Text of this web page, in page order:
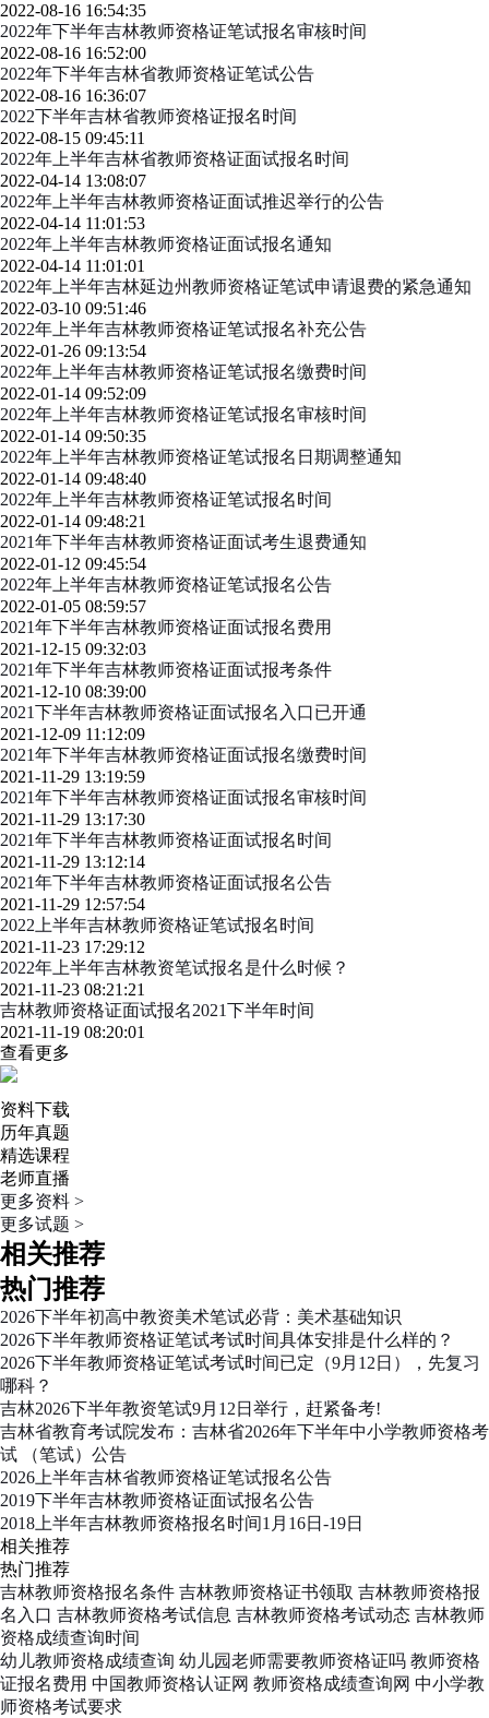
2022-08-16 16:54:35
2022年下半年吉林教师资格证笔试报名审核时间
2022-08-16 16:52:00
2022年下半年吉林省教师资格证笔试公告
2022-08-16 16:36:07
2022下半年吉林省教师资格证报名时间
2022-08-15 09:45:11
2022年上半年吉林省教师资格证面试报名时间
2022-04-14 13:08:07
2022年上半年吉林教师资格证面试推迟举行的公告
2022-04-14 11:01:53
2022年上半年吉林教师资格证面试报名通知
2022-04-14 11:01:01
2022年上半年吉林延边州教师资格证笔试申请退费的紧急通知
2022-03-10 09:51:46
2022年上半年吉林教师资格证笔试报名补充公告
2022-01-26 09:13:54
2022年上半年吉林教师资格证笔试报名缴费时间
2022-01-14 09:52:09
2022年上半年吉林教师资格证笔试报名审核时间
2022-01-14 09:50:35
2022年上半年吉林教师资格证笔试报名日期调整通知
2022-01-14 09:48:40
2022年上半年吉林教师资格证笔试报名时间
2022-01-14 09:48:21
2021年下半年吉林教师资格证面试考生退费通知
2022-01-12 09:45:54
2022年上半年吉林教师资格证笔试报名公告
2022-01-05 08:59:57
2021年下半年吉林教师资格证面试报名费用
2021-12-15 09:32:03
2021年下半年吉林教师资格证面试报考条件
2021-12-10 08:39:00
2021下半年吉林教师资格证面试报名入口已开通
2021-12-09 11:12:09
2021年下半年吉林教师资格证面试报名缴费时间
2021-11-29 13:19:59
2021年下半年吉林教师资格证面试报名审核时间
2021-11-29 13:17:30
2021年下半年吉林教师资格证面试报名时间
2021-11-29 13:12:14
2021年下半年吉林教师资格证面试报名公告
2021-11-29 12:57:54
2022上半年吉林教师资格证笔试报名时间
2021-11-23 17:29:12
2022年上半年吉林教资笔试报名是什么时候？
2021-11-23 08:21:21
吉林教师资格证面试报名2021下半年时间
2021-11-19 08:20:01
查看更多
资料下载
历年真题
精选课程
老师直播
更多资料 >
更多试题 >
相关推荐
热门推荐
2026下半年初高中教资美术笔试必背：美术基础知识
2026下半年教师资格证笔试考试时间具体安排是什么样的？
2026下半年教师资格证笔试考试时间已定（9月12日），先复习
哪科？
吉林2026下半年教资笔试9月12日举行，赶紧备考!
吉林省教育考试院发布：吉林省2026年下半年中小学教师资格考
试 （笔试）公告
2026上半年吉林省教师资格证笔试报名公告
2019下半年吉林教师资格证面试报名公告
2018上半年吉林教师资格报名时间1月16日-19日
相关推荐
热门推荐
吉林教师资格报名条件 吉林教师资格证书领取 吉林教师资格报
名入口 吉林教师资格考试信息 吉林教师资格考试动态 吉林教师
资格成绩查询时间
幼儿教师资格成绩查询 幼儿园老师需要教师资格证吗 教师资格
证报名费用 中国教师资格认证网 教师资格成绩查询网 中小学教
师资格考试要求